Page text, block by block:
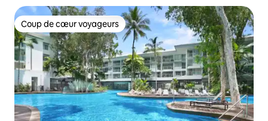
Coup de cœur voyageurs
Coup de cœur voyageurs